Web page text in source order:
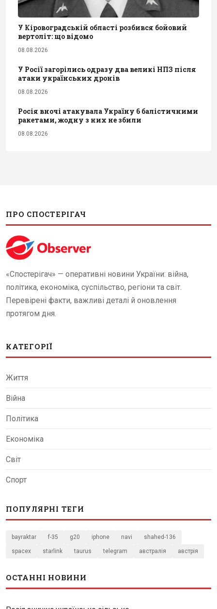
У Кіровоградській області розбився бойовий
вертоліт: що відомо
08.08.2026
У Росії загорілись одразу два великі НПЗ після
атаки українських дронів
08.08.2026
Росія вночі атакувала Україну 6 балістичними
ракетами, жодну з них не збили
08.08.2026
ПРО СПОСТЕРІГАЧ
«Спостерігач» — оперативні новини України: війна,
політика, економіка, суспільство, регіони та світ.
Перевірені факти, важливі деталі й оновлення
протягом дня.
КАТЕГОРІЇ
Життя
Війна
Політика
Економіка
Світ
Спорт
ПОПУЛЯРНІ ТЕГИ
bayraktar f-35 g20 iphone navi shahed-136
spacex starlink taurus telegram австралія австрія
ОСТАННІ НОВИНИ